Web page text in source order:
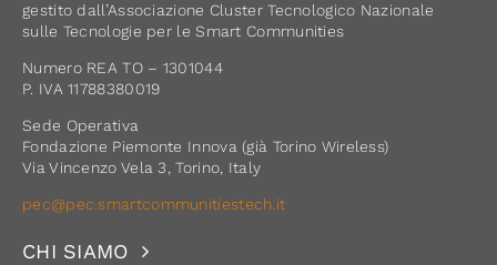
gestito dall’Associazione Cluster Tecnologico Nazionale
sulle Tecnologie per le Smart Communities
Numero REA TO – 1301044
P. IVA 11788380019
Sede Operativa
Fondazione Piemonte Innova (già Torino Wireless)
Via Vincenzo Vela 3, Torino, Italy
pec@pec.smartcommunitiestech.it
CHI SIAMO